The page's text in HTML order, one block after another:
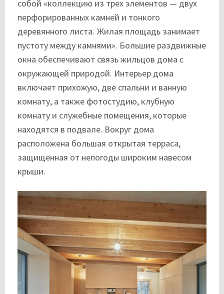
собой «коллекцию из трех элементов — двух
перфорированных камней и тонкого
деревянного листа. Жилая площадь занимает
пустоту между камнями». Большие раздвижные
окна обеспечивают связь жильцов дома с
окружающей природой. Интерьер дома
включает прихожую, две спальни и ванную
комнату, а также фотостудию, клубную
комнату и служебные помещения, которые
находятся в подвале. Вокруг дома
расположена большая открытая терраса,
защищенная от непогоды широким навесом
крыши.